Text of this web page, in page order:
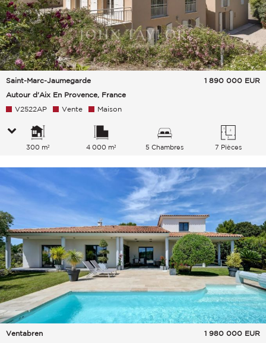
Saint-Marc-Jaumegarde
Autour d'Aix En Provence, France
1 890 000 EUR
V2522AP Vente Maison
300 m² 4 000 m² 5 Chambres 7 Pièces
Ventabren
1 980 000 EUR